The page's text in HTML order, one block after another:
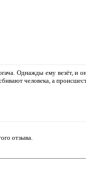
Однажды ему везёт, и он
человека, а
отзыва.